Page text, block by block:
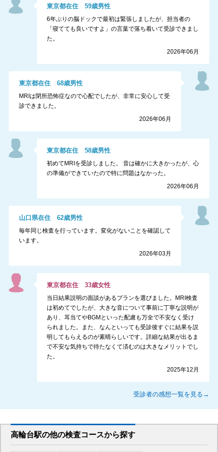
東京都在住59歳男性
6年ぶりの脳ドックで最初は緊張しましたが、担当者の
「寝てても良いですよ」の言葉で落ち着いて受診できまし
た。
2026年06月
東京都在住 68歳男性
MRIは閉所恐怖症なので心配でしたが、非常に安心して受
診できました。
2026年06月
東京都在住58歳男性
初めてMRIを受診しました。 音は確かに大きかったが、心
の準備ができていたので特に問題はなかった。
2026年06月
山口県在住 62歳男性
毎年同じ検査を行っています。変化がないことを確認して
います。
2026年03月
東京都在住33歳女性
当日結果説明の面談があるプランを選びました。MRI検査
は初めてでしたが、大きな音について事前に丁寧な説明が
あり、耳当てやBGMといった配慮も万全で不安なく受け
られました。また、なんといっても受診後すぐに結果を説
明してもらえるのが素晴らしいです。詳細な結果が出るま
で不安な気持ちで待たなくて済むのは大きなメリットでし
た。
2025年12月
受診者の感想一覧を見る→
高輪台駅の他の検査コースから探す